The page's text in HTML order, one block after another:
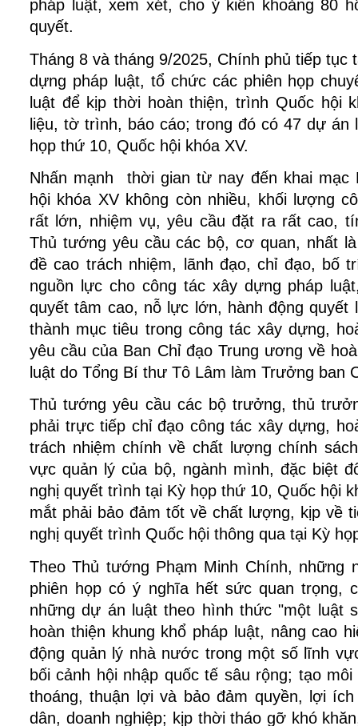
pháp luật, xem xét, cho ý kiến khoảng 80
quyết.
Tháng 8 và tháng 9/2025, Chính phủ tiếp tục
dựng pháp luật, tổ chức các phiên họp
luật để kịp thời hoàn thiện, trình Quốc hội
liệu, tờ trình, báo cáo; trong đó có 47 dự án
họp thứ 10, Quốc hội khóa XV.
Nhấn mạnh thời gian từ nay đến khai mạc
hội khóa XV không còn nhiều, khối lượng
rất lớn, nhiệm vụ, yêu cầu đặt ra rất cao,
Thủ tướng yêu cầu các bộ, cơ quan, nhất
đề cao trách nhiệm, lãnh đạo, chỉ đạo, bố
nguồn lực cho công tác xây dựng pháp
quyết tâm cao, nỗ lực lớn, hành động quyết
thành mục tiêu trong công tác xây dựng,
yêu cầu của Ban Chỉ đạo Trung ương về
luật do Tổng Bí thư Tô Lâm làm Trưởng ban
Thủ tướng yêu cầu các bộ trưởng, thủ
phải trực tiếp chỉ đạo công tác xây dựng,
trách nhiệm chính về chất lượng chính
vực quản lý của bộ, ngành mình, đặc biệt
nghị quyết trình tại Kỳ họp thứ 10, Quốc hội
mắt phải bảo đảm tốt về chất lượng, kịp về
nghị quyết trình Quốc hội thông qua tại Kỳ
Theo Thủ tướng Phạm Minh Chính, những
phiên họp có ý nghĩa hết sức quan trọng,
những dự án luật theo hình thức "một luật
hoàn thiện khung khổ pháp luật, nâng cao
động quản lý nhà nước trong một số lĩnh
bối cảnh hội nhập quốc tế sâu rộng; tạo
thoáng, thuận lợi và bảo đảm quyền, lợi
dân, doanh nghiệp; kịp thời tháo gỡ khó